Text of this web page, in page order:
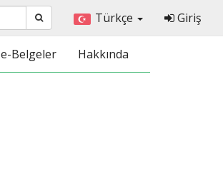
Türkçe Giriş
e-Belgeler Hakkında